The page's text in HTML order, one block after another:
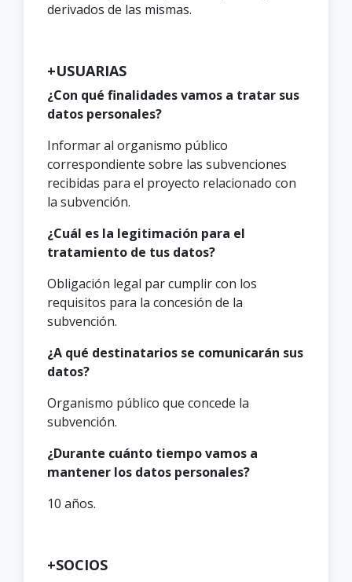
derivados de las mismas.
+USUARIAS
¿Con qué finalidades vamos a tratar sus
datos personales?
Informar al organismo público
correspondiente sobre las subvenciones
recibidas para el proyecto relacionado con
la subvención.
¿Cuál es la legitimación para el
tratamiento de tus datos?
Obligación legal par cumplir con los
requisitos para la concesión de la
subvención.
¿A qué destinatarios se comunicarán sus
datos?
Organismo público que concede la
subvención.
¿Durante cuánto tiempo vamos a
mantener los datos personales?
10 años.
+SOCIOS